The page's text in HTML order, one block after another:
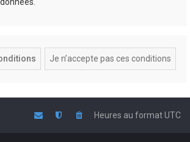
Heures au formatUTC